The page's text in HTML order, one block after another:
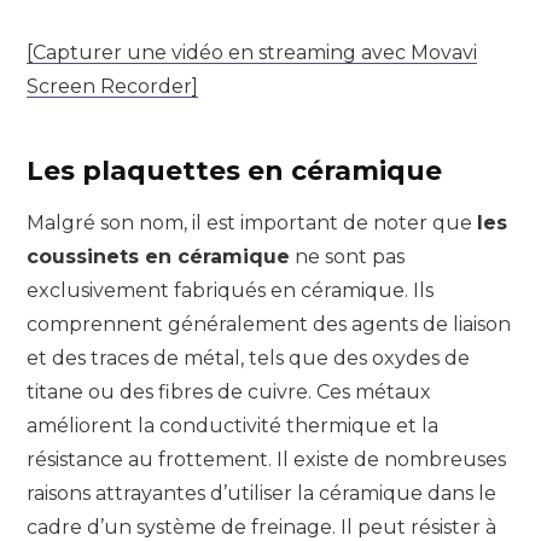
[Capturer une vidéo en streaming avec Movavi
Screen Recorder]
Les plaquettes en céramique
Malgré son nom, il est important de noter que les
coussinets en céramique ne sont pas
exclusivement fabriqués en céramique. Ils
comprennent généralement des agents de liaison
et des traces de métal, tels que des oxydes de
titane ou des fibres de cuivre. Ces métaux
améliorent la conductivité thermique et la
résistance au frottement. Il existe de nombreuses
raisons attrayantes d’utiliser la céramique dans le
cadre d’un système de freinage. Il peut résister à